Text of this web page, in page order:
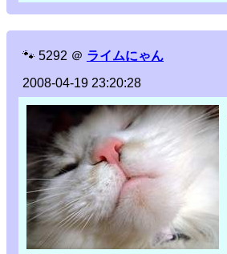
🐾 5292 ＠ ライムにゃん
2008-04-19 23:20:28